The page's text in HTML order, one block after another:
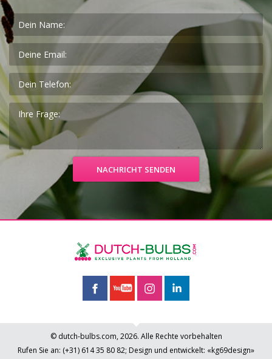
© dutch-bulbs.com, 2026. Alle Rechte vorbehalten
Rufen Sie an: (+31) 614 35 80 82; Design und entwickelt: «kg69design»